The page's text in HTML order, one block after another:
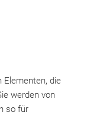
Elementen, die
werden von
so für